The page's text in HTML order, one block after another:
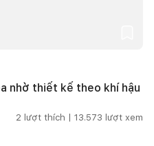
nhờ thiết kế theo khí hậu
2 lượt thích | 13.573 lượt xem